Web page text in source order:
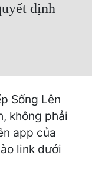
định
Sống Lên
không phải
app của
link dưới